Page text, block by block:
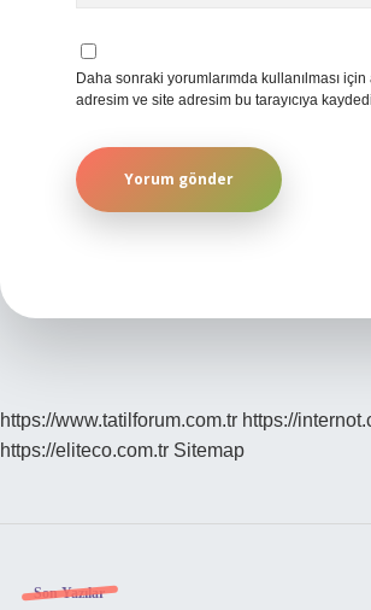
Daha sonraki yorumlarımda kullanılması için
adresim ve site adresim bu tarayıcıya
https://www.tatilforum.com.tr https://
https://eliteco.com.tr Sitemap
Son Yazılar